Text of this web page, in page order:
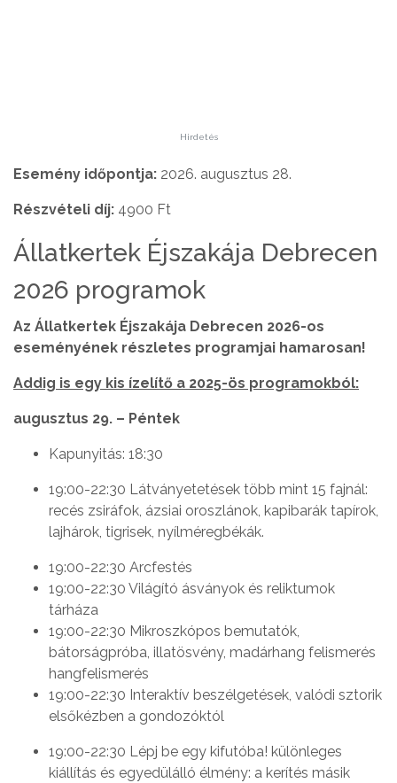
Hirdetés
Esemény időpontja: 2026. augusztus 28.
Részvételi díj: 4900 Ft
Állatkertek Éjszakája Debrecen
2026 programok
Az Állatkertek Éjszakája Debrecen 2026-os
eseményének részletes programjai hamarosan!
Addig is egy kis ízelítő a 2025-ös programokból:
augusztus 29. – Péntek
Kapunyitás: 18:30
19:00-22:30 Látványetetések több mint 15 fajnál:
recés zsiráfok, ázsiai oroszlánok, kapibarák tapírok,
lajhárok, tigrisek, nyílméregbékák.
19:00-22:30 Arcfestés
19:00-22:30 Világító ásványok és reliktumok
tárháza
19:00-22:30 Mikroszkópos bemutatók,
bátorságpróba, illatösvény, madárhang felismerés
hangfelismerés
19:00-22:30 Interaktív beszélgetések, valódi sztorik
elsőkézben a gondozóktól
19:00-22:30 Lépj be egy kifutóba! különleges
kiállítás és egyedülálló élmény: a kerítés másik